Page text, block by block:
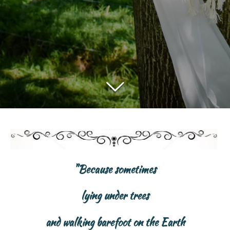
"Because sometimes
lying under trees
and walking barefoot on the Earth